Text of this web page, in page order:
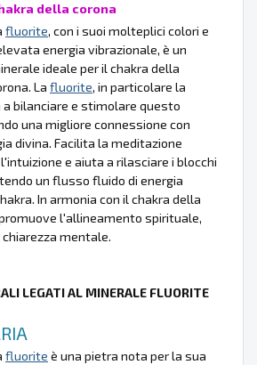
della corona
fluorite, con i suoi molteplici colori e
energia vibrazionale, è un
ideale per il chakra della
La fluorite, in particolare la
bilanciare e stimolare questo
una migliore connessione con
divina. Facilita la meditazione
e aiuta a rilasciare i blocchi
un flusso fluido di energia
In armonia con il chakra della
l'allineamento spirituale,
mentale.
LEGATI AL MINERALE FLUORITE
fluorite è una pietra nota per la sua